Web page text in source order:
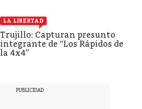
LA LIBERTAD
Trujillo: Capturan presunto
integrante de “Los Rápidos de
la 4x4”